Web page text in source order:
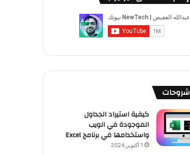
T
e
ق
ت
ر
شروحات
كيفية استيراد الجداول
الموجودة في الويب
واستخدامها في برنامج Excel
1 أكتوبر,2024